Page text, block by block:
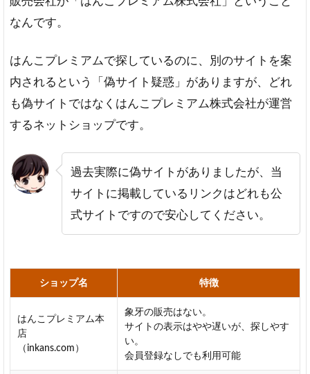
プ
レ
ュ
機
能
ハ
ン
コ
ヤ
ッ
コ
と
較
なんです。
はんこプレミアムで探しているのに、別のサイトを案
内されるという「偽サイト疑惑」がありますが、どれ
も偽サイトではなくはんこプレミアム株式会社が運営
するネットショップです。
過去実際に偽サイトがありましたが、当
サイトに掲載しているリンクはどれも公
式サイトですので安心してください。
ショップ名 特徴
はんこプレミアム本
店
（inkans.com）
象牙の販売はない。
サイトの表示はやや遅いが、探しやす
い。
会員登録なしでも利用可能